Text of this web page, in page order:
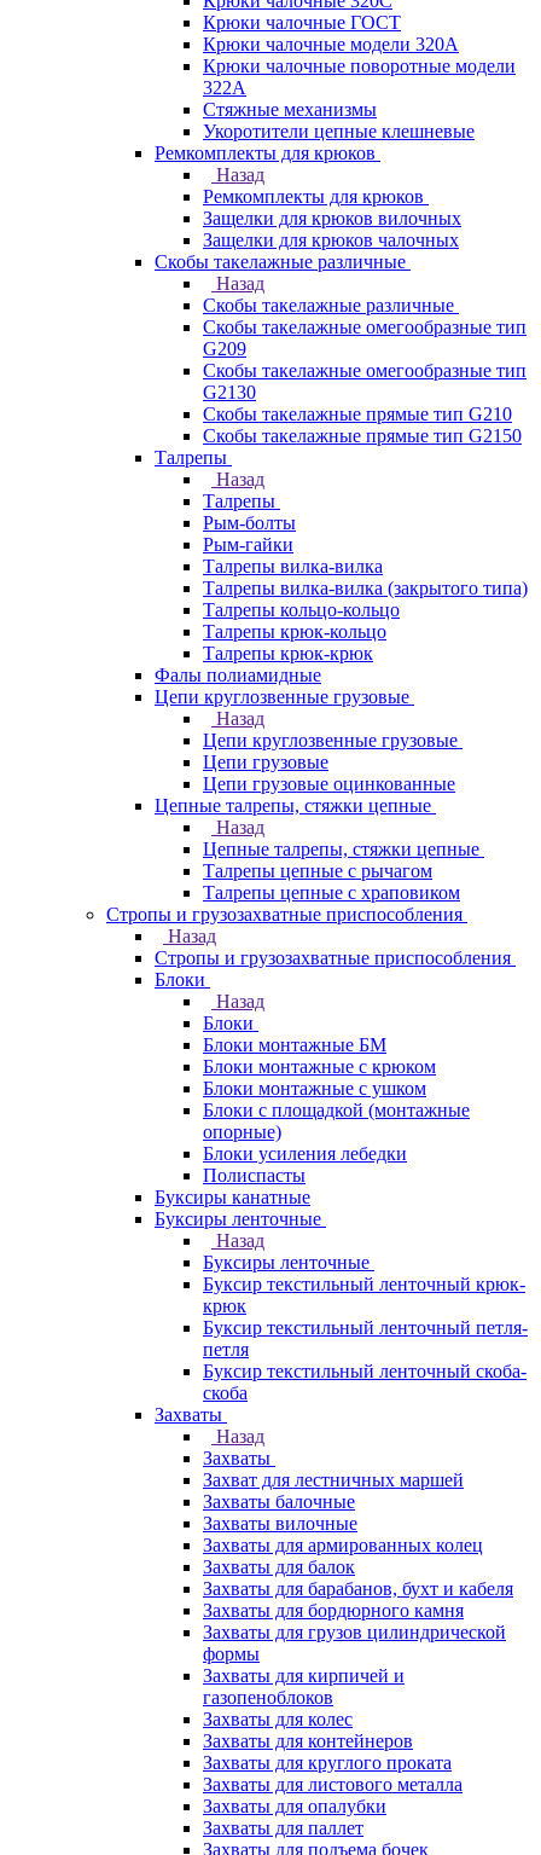
Крюки чалочные ГОСТ
Крюки чалочные модели 320А
Крюки чалочные поворотные модели
322А
Стяжные механизмы
Укоротители цепные клешневые
Ремкомплекты для крюков
Назад
Ремкомплекты для крюков
Защелки для крюков вилочных
Защелки для крюков чалочных
Скобы такелажные различные
Назад
Скобы такелажные различные
Скобы такелажные омегообразные тип
G209
Скобы такелажные омегообразные тип
G2130
Скобы такелажные прямые тип G210
Скобы такелажные прямые тип G2150
Талрепы
Назад
Талрепы
Рым-болты
Рым-гайки
Талрепы вилка-вилка
Талрепы вилка-вилка (закрытого типа)
Талрепы кольцо-кольцо
Талрепы крюк-кольцо
Талрепы крюк-крюк
Фалы полиамидные
Цепи круглозвенные грузовые
Назад
Цепи круглозвенные грузовые
Цепи грузовые
Цепи грузовые оцинкованные
Цепные талрепы, стяжки цепные
Назад
Цепные талрепы, стяжки цепные
Талрепы цепные с рычагом
Талрепы цепные с храповиком
Стропы и грузозахватные приспособления
Назад
Стропы и грузозахватные приспособления
Блоки
Назад
Блоки
Блоки монтажные БМ
Блоки монтажные с крюком
Блоки монтажные с ушком
Блоки с площадкой (монтажные
опорные)
Блоки усиления лебедки
Полиспасты
Буксиры канатные
Буксиры ленточные
Назад
Буксиры ленточные
Буксир текстильный ленточный крюк-
крюк
Буксир текстильный ленточный петля-
петля
Буксир текстильный ленточный скоба-
скоба
Захваты
Назад
Захваты
Захват для лестничных маршей
Захваты балочные
Захваты вилочные
Захваты для армированных колец
Захваты для балок
Захваты для барабанов, бухт и кабеля
Захваты для бордюрного камня
Захваты для грузов цилиндрической
формы
Захваты для кирпичей и
газопеноблоков
Захваты для колес
Захваты для контейнеров
Захваты для круглого проката
Захваты для листового металла
Захваты для опалубки
Захваты для паллет
Захваты для подъема бочек